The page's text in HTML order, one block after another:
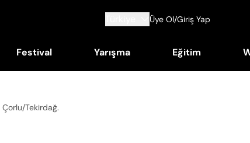
Üye Ol/Giriş Yap
Festival Yarışma Eğitim
Çorlu/Tekirdağ.